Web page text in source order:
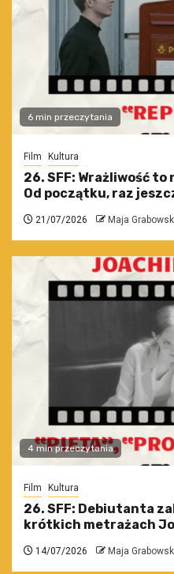
6 min przeczytania
Film Kultura
26. SFF: Wrażliwość to
Od początku, raz
21/07/2026 Maja
4 min przeczytania
Film Kultura
26. SFF: Debiutanta
krótkich metrażach
14/07/2026 Maja